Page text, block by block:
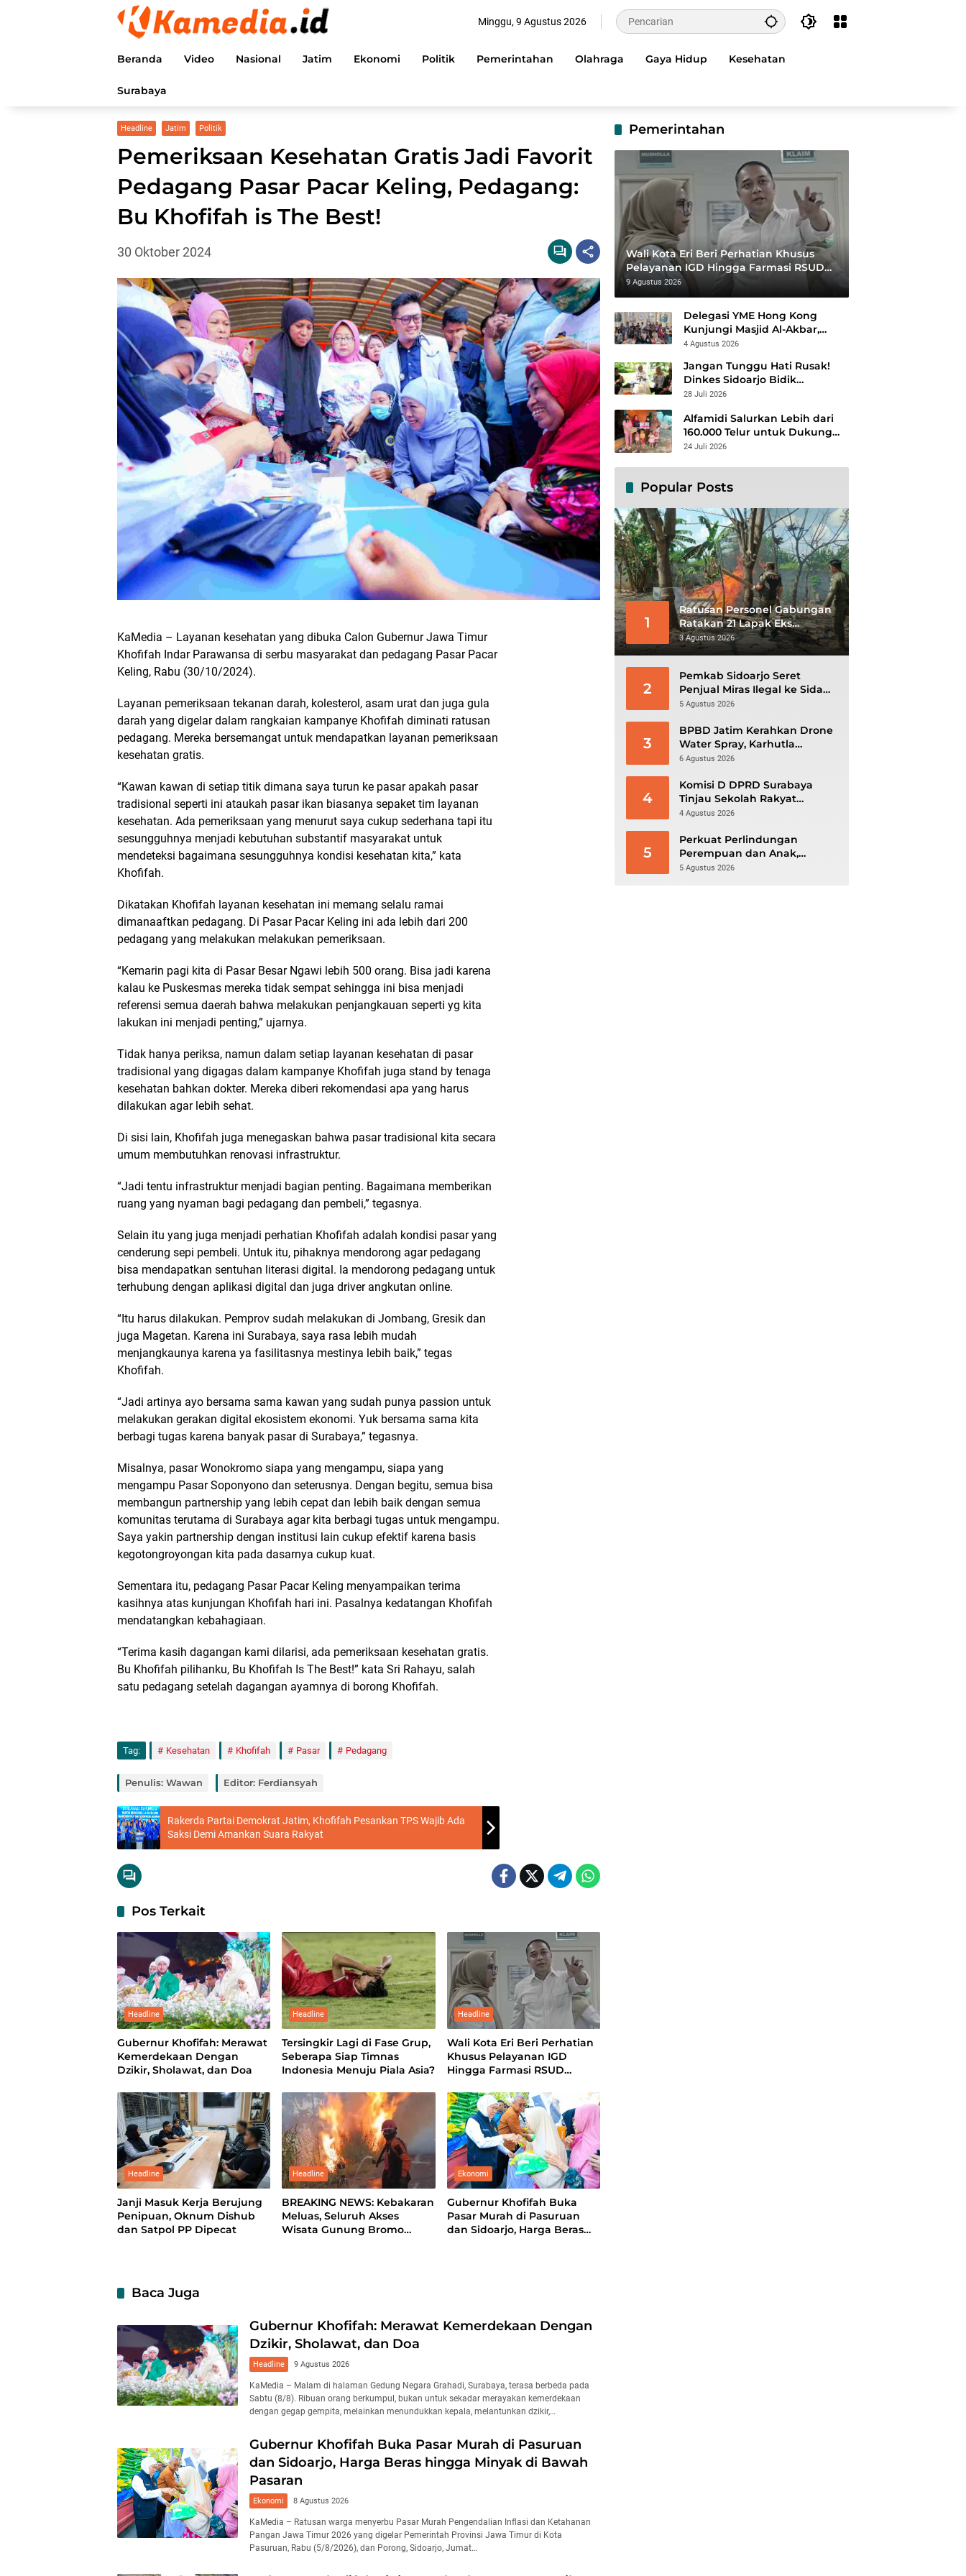
Minggu, 9 Agustus 2026
Beranda Video Nasional Jatim Ekonomi Politik Pemerintahan Olahraga Gaya Hidup Kesehatan
Surabaya
Headline Jatim Politik
Pemeriksaan Kesehatan Gratis Jadi Favorit
Pedagang Pasar Pacar Keling, Pedagang:
Bu Khofifah is The Best!
30 Oktober 2024
KaMedia – Layanan kesehatan yang dibuka Calon Gubernur Jawa Timur
Khofifah Indar Parawansa di serbu masyarakat dan pedagang Pasar Pacar
Keling, Rabu (30/10/2024).
Layanan pemeriksaan tekanan darah, kolesterol, asam urat dan juga gula
darah yang digelar dalam rangkaian kampanye Khofifah diminati ratusan
pedagang. Mereka bersemangat untuk mendapatkan layanan pemeriksaan
kesehatan gratis.
“Kawan kawan di setiap titik dimana saya turun ke pasar apakah pasar
tradisional seperti ini ataukah pasar ikan biasanya sepaket tim layanan
kesehatan. Ada pemeriksaan yang menurut saya cukup sederhana tapi itu
sesungguhnya menjadi kebutuhan substantif masyarakat untuk
mendeteksi bagaimana sesungguhnya kondisi kesehatan kita,” kata
Khofifah.
Dikatakan Khofifah layanan kesehatan ini memang selalu ramai
dimanaaftkan pedagang. Di Pasar Pacar Keling ini ada lebih dari 200
pedagang yang melakukan melakukan pemeriksaan.
“Kemarin pagi kita di Pasar Besar Ngawi lebih 500 orang. Bisa jadi karena
kalau ke Puskesmas mereka tidak sempat sehingga ini bisa menjadi
referensi semua daerah bahwa melakukan penjangkauan seperti yg kita
lakukan ini menjadi penting,” ujarnya.
Tidak hanya periksa, namun dalam setiap layanan kesehatan di pasar
tradisional yang digagas dalam kampanye Khofifah juga stand by tenaga
kesehatan bahkan dokter. Mereka diberi rekomendasi apa yang harus
dilakukan agar lebih sehat.
Di sisi lain, Khofifah juga menegaskan bahwa pasar tradisional kita secara
umum membutuhkan renovasi infrastruktur.
“Jadi tentu infrastruktur menjadi bagian penting. Bagaimana memberikan
ruang yang nyaman bagi pedagang dan pembeli,” tegasnya.
Selain itu yang juga menjadi perhatian Khofifah adalah kondisi pasar yang
cenderung sepi pembeli. Untuk itu, pihaknya mendorong agar pedagang
bisa mendapatkan sentuhan literasi digital. Ia mendorong pedagang untuk
terhubung dengan aplikasi digital dan juga driver angkutan online.
“Itu harus dilakukan. Pemprov sudah melakukan di Jombang, Gresik dan
juga Magetan. Karena ini Surabaya, saya rasa lebih mudah
menjangkaunya karena ya fasilitasnya mestinya lebih baik,” tegas
Khofifah.
“Jadi artinya ayo bersama sama kawan yang sudah punya passion untuk
melakukan gerakan digital ekosistem ekonomi. Yuk bersama sama kita
berbagi tugas karena banyak pasar di Surabaya,” tegasnya.
Misalnya, pasar Wonokromo siapa yang mengampu, siapa yang
mengampu Pasar Soponyono dan seterusnya. Dengan begitu, semua bisa
membangun partnership yang lebih cepat dan lebih baik dengan semua
komunitas terutama di Surabaya agar kita berbagi tugas untuk mengampu.
Saya yakin partnership dengan institusi lain cukup efektif karena basis
kegotongroyongan kita pada dasarnya cukup kuat.
Sementara itu, pedagang Pasar Pacar Keling menyampaikan terima
kasihnya atas kunjungan Khofifah hari ini. Pasalnya kedatangan Khofifah
mendatangkan kebahagiaan.
“Terima kasih dagangan kami dilarisi, ada pemeriksaan kesehatan gratis.
Bu Khofifah pilihanku, Bu Khofifah Is The Best!” kata Sri Rahayu, salah
satu pedagang setelah dagangan ayamnya di borong Khofifah.
Tag: Kesehatan Khofifah Pasar Pedagang
Penulis: Wawan Editor: Ferdiansyah
Rakerda Partai Demokrat Jatim, Khofifah Pesankan TPS Wajib Ada
Saksi Demi Amankan Suara Rakyat
Pos Terkait
Headline
Gubernur Khofifah: Merawat
Kemerdekaan Dengan
Dzikir, Sholawat, dan Doa
Headline
Tersingkir Lagi di Fase Grup,
Seberapa Siap Timnas
Indonesia Menuju Piala Asia?
Headline
Wali Kota Eri Beri Perhatian
Khusus Pelayanan IGD
Hingga Farmasi RSUD
Headline
Janji Masuk Kerja Berujung
Penipuan, Oknum Dishub
dan Satpol PP Dipecat
Headline
BREAKING NEWS: Kebakaran
Meluas, Seluruh Akses
Wisata Gunung Bromo
Ekonomi
Gubernur Khofifah Buka
Pasar Murah di Pasuruan
dan Sidoarjo, Harga Beras
Baca Juga
Gubernur Khofifah: Merawat Kemerdekaan Dengan
Dzikir, Sholawat, dan Doa
Headline 9 Agustus 2026
KaMedia – Malam di halaman Gedung Negara Grahadi, Surabaya, terasa berbeda pada
Sabtu (8/8). Ribuan orang berkumpul, bukan untuk sekadar merayakan kemerdekaan
dengan gegap gempita, melainkan menundukkan kepala, melantunkan dzikir,…
Gubernur Khofifah Buka Pasar Murah di Pasuruan
dan Sidoarjo, Harga Beras hingga Minyak di Bawah
Pasaran
Ekonomi 8 Agustus 2026
KaMedia – Ratusan warga menyerbu Pasar Murah Pengendalian Inflasi dan Ketahanan
Pangan Jawa Timur 2026 yang digelar Pemerintah Provinsi Jawa Timur di Kota
Pasuruan, Rabu (5/8/2026), dan Porong, Sidoarjo, Jumat…
Pemerintahan
Wali Kota Eri Beri Perhatian Khusus
Pelayanan IGD Hingga Farmasi RSUD
Soewandhie
9 Agustus 2026
Delegasi YME Hong Kong
Kunjungi Masjid Al-Akbar,
Perkuat Silaturahmi dan Syiar
4 Agustus 2026
Jangan Tunggu Hati Rusak!
Dinkes Sidoarjo Bidik
Kelompok Berisiko, Perang
28 Juli 2026
Alfamidi Salurkan Lebih dari
160.000 Telur untuk Dukung
Gizi 875 Anak di 26
24 Juli 2026
Popular Posts
1
Ratusan Personel Gabungan
Ratakan 21 Lapak Eks
Lokalisasi Krengseng
3 Agustus 2026
2
Pemkab Sidoarjo Seret
Penjual Miras Ilegal ke Sidang
Tipiring
5 Agustus 2026
3
BPBD Jatim Kerahkan Drone
Water Spray, Karhutla
Gunung Bromo Meluas
6 Agustus 2026
4
Komisi D DPRD Surabaya
Tinjau Sekolah Rakyat
Kedung Cowek, Dr. Michael
Karakter untuk Memutus
Rantai Kemiskinan”
4 Agustus 2026
5
Perkuat Perlindungan
Perempuan dan Anak,
DP3AKB Sidoarjo Bangun
5 Agustus 2026